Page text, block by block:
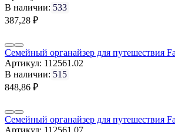
В наличии: 533
387,28 ₽
Семейный органайзер для путешествия
Артикул: 112561.02
В наличии: 515
848,86 ₽
Семейный органайзер для путешествия
Артикул: 112561.07